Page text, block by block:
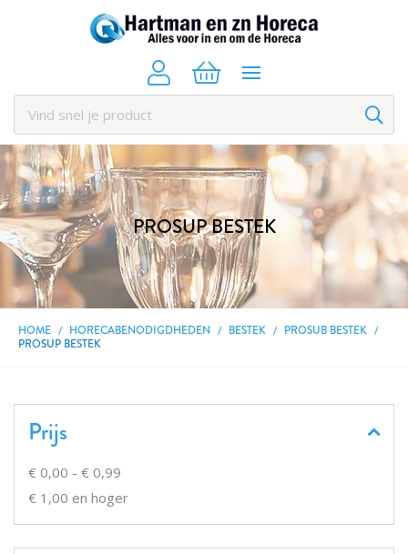
PROSUP BESTEK
HOME HORECABENODIGDHEDEN BESTEK
PROSUB BESTEK
PROSUP BESTEK
Prijs
€ 0,00 - € 0,99
€ 1,00 en hoger